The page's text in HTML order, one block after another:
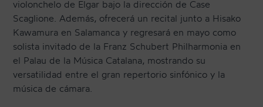
violonchelo de Elgar bajo la dirección de Case
Scaglione. Además, ofrecerá un recital junto a Hisako
Kawamura en Salamanca y regresará en mayo como
solista invitado de la Franz Schubert Philharmonia en
el Palau de la Música Catalana, mostrando su
versatilidad entre el gran repertorio sinfónico y la
música de cámara.